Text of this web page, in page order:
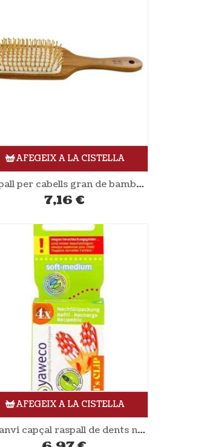
AFEGEIX A LA CISTELLA
Raspall per cabells gran de bambú NATURA BIO
7,16 €
AFEGEIX A LA CISTELLA
Recanvi capçal raspall de dents nens taronja 4 unitats YAWECO